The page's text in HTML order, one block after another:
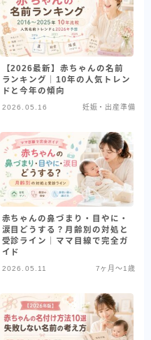
【2026最新】赤ちゃんの名前
ランキング｜10年の人気トレン
ドと今年の傾向
2026.05.16 妊娠・出産準備
赤ちゃんの鼻づまり・目やに・
涙目どうする？月齢別の対処と
受診ライン｜ママ目線で完全ガ
イド
2026.05.11 7ヶ月〜1歳